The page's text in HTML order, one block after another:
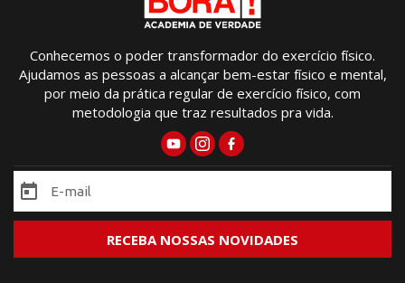
Conhecemos o poder transformador do exercício físico.
Ajudamos as pessoas a alcançar bem-estar físico e mental,
por meio da prática regular de exercício físico, com
metodologia que traz resultados pra vida.